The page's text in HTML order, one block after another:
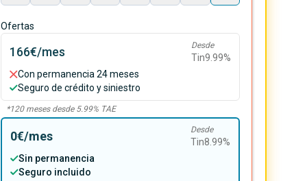
Ofertas
166€/mes Desde
Tin9.99%
Con permanencia 24 meses
Seguro de crédito y siniestro
*120meses desde 5.99% TAE
0€/mes Desde
Tin8.99%
Sin permanencia
Seguro incluido